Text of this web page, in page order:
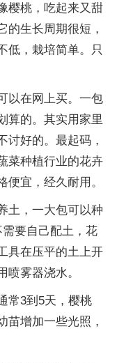
樱桃，吃起来又甜
的生长周期很短，
低，栽培简单。只
以在网上买。一包
算的。其实用家里
讨好的。最起码，
菜种植行业的花卉
宜，经久耐用。
土，一大包可以种
要自己配土，花
具在压平的土上开
雾器浇水。
常3到5天，樱桃
苗增加一些光照，